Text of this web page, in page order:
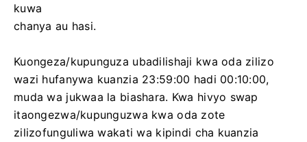
kuwa
chanya au hasi.
Kuongeza/kupunguza ubadilishaji kwa oda zilizo
wazi hufanywa kuanzia 23:59:00 hadi 00:10:00,
muda wa jukwaa la biashara. Kwa hivyo swap
itaongezwa/kupunguzwa kwa oda zote
zilizofunguliwa wakati wa kipindi cha kuanzia